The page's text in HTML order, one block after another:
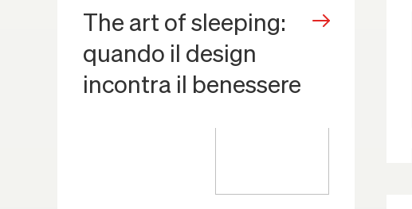
The art of sleeping:
quando il design
incontra il benessere